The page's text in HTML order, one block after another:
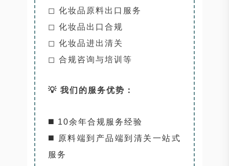
◻ 化妆品原料出口服务
◻ 化妆品出口合规
◻ 化妆品进出清关
◻ 合规咨询与培训等
💡 我们的服务优势：
◼️ 10余年合规服务经验
◼️ 原料端到产品端到清关一站式
服务